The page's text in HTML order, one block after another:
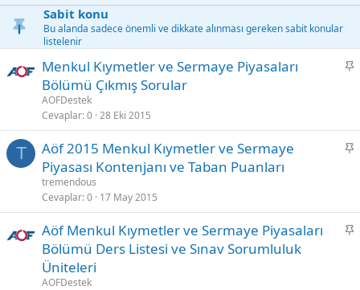
Sabit konu
Bu alanda sadece önemli ve dikkate alınması gereken sabit konular
listelenir
S
t
Menkul Kıymetler ve Sermaye Piyasaları
Bölümü Çıkmış Sorular
AOFDestek
Cevaplar 0 28 Eki 2015
T
S
t
Aöf 2015 Menkul Kıymetler ve Sermaye
Piyasası Kontenjanı ve Taban Puanları
tremendous
Cevaplar 0 17 May 2015
S
Aöf Menkul Kıymetler ve Sermaye Piyasaları
Bölümü Ders Listesi ve Sınav Sorumluluk
Üniteleri
AOFDestek